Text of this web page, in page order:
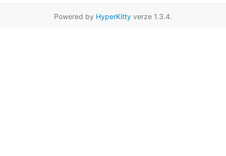
Powered by HyperKitty verze 1.3.4.